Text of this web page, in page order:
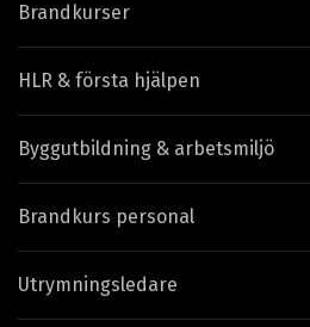
Brandkurser
HLR & första hjälpen
Byggutbildning & arbetsmiljö
Brandkurs personal
Utrymningsledare